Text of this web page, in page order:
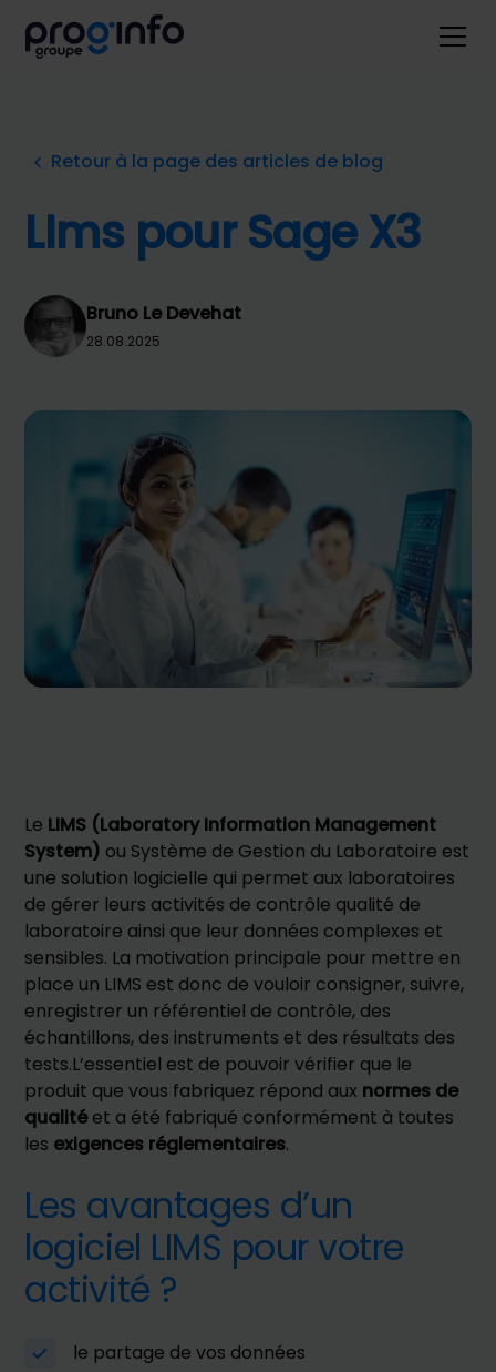
Retour à la page des articles de blog
LIms pour Sage X3
Bruno Le Devehat
28.08.2025
Le LIMS (Laboratory Information Management
System) ou Système de Gestion du Laboratoire est
une solution logicielle qui permet aux laboratoires
de gérer leurs activités de contrôle qualité de
laboratoire ainsi que leur données complexes et
sensibles. La motivation principale pour mettre en
place un LIMS est donc de vouloir consigner, suivre,
enregistrer un référentiel de contrôle, des
échantillons, des instruments et des résultats des
tests.L’essentiel est de pouvoir vérifier que le
produit que vous fabriquez répond aux normes de
qualitéet a été fabriqué conformément à toutes
les exigences réglementaires.
Les avantages d’un
logiciel LIMS pour votre
activité ?
le partage de vos données